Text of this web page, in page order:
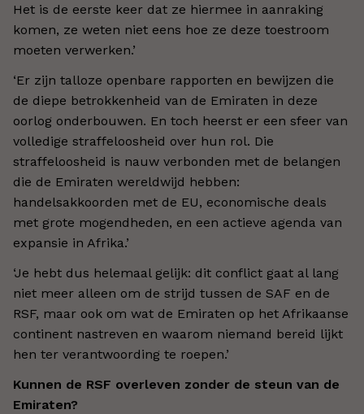
Het is de eerste keer dat ze hiermee in aanraking
komen, ze weten niet eens hoe ze deze toestroom
moeten verwerken.’
‘Er zijn talloze openbare rapporten en bewijzen die
de diepe betrokkenheid van de Emiraten in deze
oorlog onderbouwen. En toch heerst er een sfeer van
volledige straffeloosheid over hun rol. Die
straffeloosheid is nauw verbonden met de belangen
die de Emiraten wereldwijd hebben:
handelsakkoorden met de EU, economische deals
met grote mogendheden, en een actieve agenda van
expansie in Afrika.’
‘Je hebt dus helemaal gelijk: dit conflict gaat al lang
niet meer alleen om de strijd tussen de SAF en de
RSF, maar ook om wat de Emiraten op het Afrikaanse
continent nastreven en waarom niemand bereid lijkt
hen ter verantwoording te roepen.’
Kunnen de RSF overleven zonder de steun van de
Emiraten?